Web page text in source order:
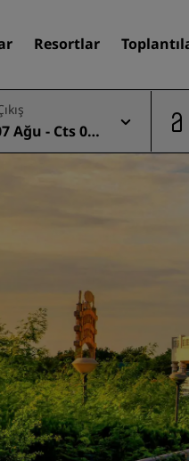
Resortlar
Ağu - Cts 08